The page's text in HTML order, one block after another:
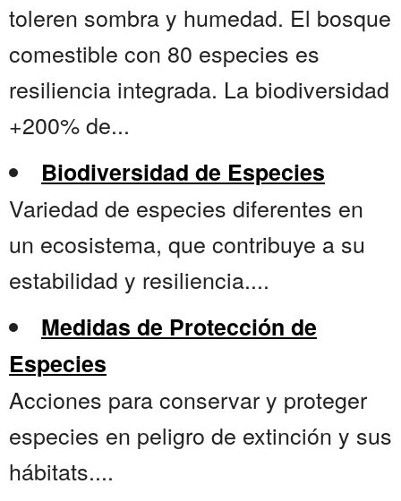
toleren sombra y humedad. El bosque
comestible con 80 especies es
resiliencia integrada. La biodiversidad
+200% de...
Biodiversidad de Especies
Variedad de especies diferentes en
un ecosistema, que contribuye a su
estabilidad y resiliencia....
Medidas de Protección de
Especies
Acciones para conservar y proteger
especies en peligro de extinción y sus
hábitats....